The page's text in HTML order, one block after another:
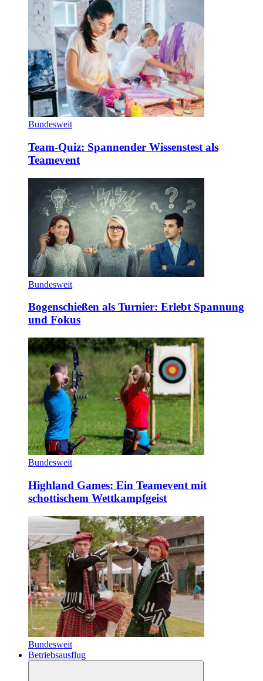
Bundesweit
Team-Quiz: Spannender Wissenstest als
Teamevent
Bundesweit
Bogenschießen als Turnier: Erlebt Spannung
und Fokus
Bundesweit
Highland Games: Ein Teamevent mit
schottischem Wettkampfgeist
Bundesweit
Betriebsausflug